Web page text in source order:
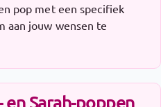
pop met een specifiek
aan jouw wensen te
Sarah-poppen